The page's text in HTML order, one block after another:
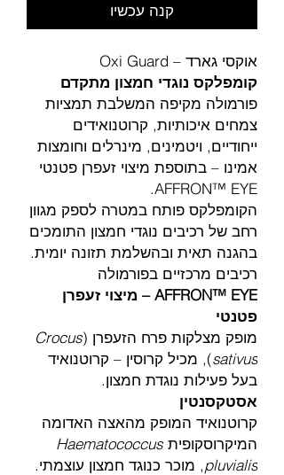
קנה עכשיו
אוקסי גארד – Oxi Guard
קומפלקס נוגדי חמצון מתקדם
פורמולה מקיפה המשלבת תמציות
צמחים איכותיות, קרוטנואידים
ייחודיים, ויטמינים, מינרלים וחומצות
אמינו – בתוספת מיצוי זעפרן פטנטי
AFFRON™ EYE.
הקומפלקס פותח במטרה לספק מגוון
רחב של רכיבים נוגדי חמצון התומכים
בהגנה תאית ובהשלמת תזונה יומית.
רכיבים מרכזיים בפורמולה
AFFRON™ EYE – מיצוי זעפרן
פטנטי
מופק מצלקות פרח הזעפרן (Crocus
sativus), מכיל קרוסין – קרוטנואיד
בעל פעילות נוגדת חמצון.
אסטקסנטין
קרוטנואיד המופק מהאצה האדומה
המיקרוסקופית Haematococcus
pluvialis, מוכר כנוגד חמצון עוצמתי.